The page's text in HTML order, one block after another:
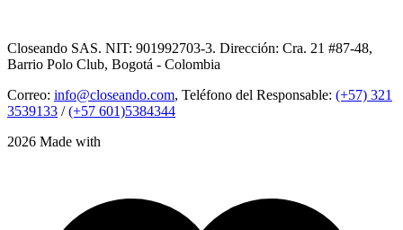
Closeando SAS. NIT: 901992703-3. Dirección: Cra. 21 #87-48,
Barrio Polo Club, Bogotá - Colombia
Correo: info@closeando.com, Teléfono del Responsable: (+57) 321
3539133 /(+57 601)5384344
2026 Made with